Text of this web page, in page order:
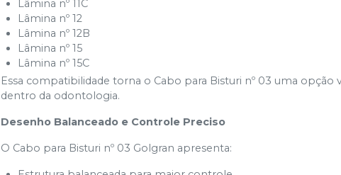
Lâmina nº 11C
Lâmina nº 12
Lâmina nº 12B
Lâmina nº 15
Lâmina nº 15C
Essa compatibilidade torna o Cabo para Bisturi nº 03 uma
dentro da odontologia.
Desenho Balanceado e Controle Preciso
O Cabo para Bisturi nº 03 Golgran apresenta: